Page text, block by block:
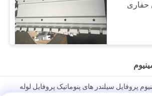
حفاری
پروفایل سیلندر های پنوماتیک پروفایل لوله